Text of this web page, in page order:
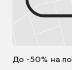
До -50% на